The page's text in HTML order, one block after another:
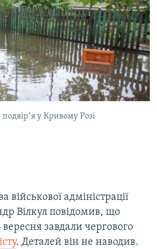
у Кривому Розі
військової адміністрації
Вілкул повідомив, що
вересня завдали чергового
. Деталей він не наводив.